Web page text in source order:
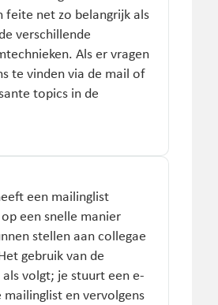
feite net zo belangrijk als
verschillende
Als er vragen
te vinden via de mail of
topics in de
een mailinglist
een snelle manier
stellen aan collegae
gebruik van de
volgt; je stuurt een e-
mailinglist en vervolgens